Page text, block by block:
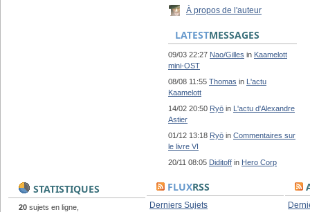
À propos de l'auteur
LATESTMESSAGES
09/03 22:27 Nao/Gilles in Kaamelott
mini-OST
08/08 11:55 Thomas in L'actu
Kaamelott
14/02 20:50 Ryō in L'actu d'Alexandre
Astier
01/12 13:18 Ryō in Commentaires sur
le livre VI
20/11 08:05 Diditoff in Hero Corp
STATISTIQUES
20 sujets en ligne,
FLUXRSS
Derniers Sujets